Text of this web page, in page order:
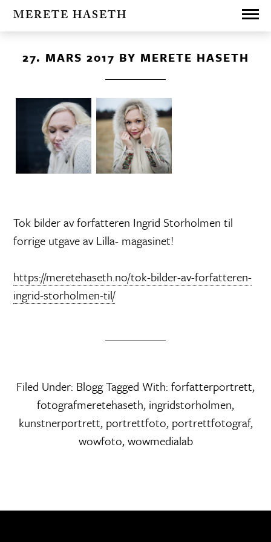
MERETE HASETH
27. MARS 2017 BY MERETE HASETH
Tok bilder av forfatteren Ingrid Storholmen til
forrige utgave av Lilla- magasinet!
https://meretehaseth.no/tok-bilder-av-forfatteren-
ingrid-storholmen-til/
Filed Under: BloggTagged With: forfatterportrett,
fotografmeretehaseth, ingridstorholmen,
kunstnerportrett, portrettfoto, portrettfotograf,
wowfoto,wowmedialab